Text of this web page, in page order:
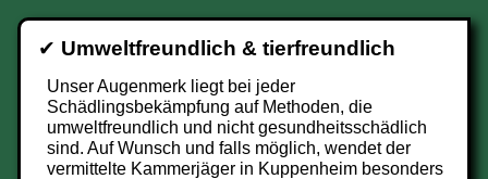
✔ Umweltfreundlich & tierfreundlich
Unser Augenmerk liegt bei jeder
Schädlingsbekämpfung auf Methoden, die
umweltfreundlich und nicht gesundheitsschädlich
sind. Auf Wunsch und falls möglich, wendet der
vermittelte Kammerjäger in Kuppenheim besonders